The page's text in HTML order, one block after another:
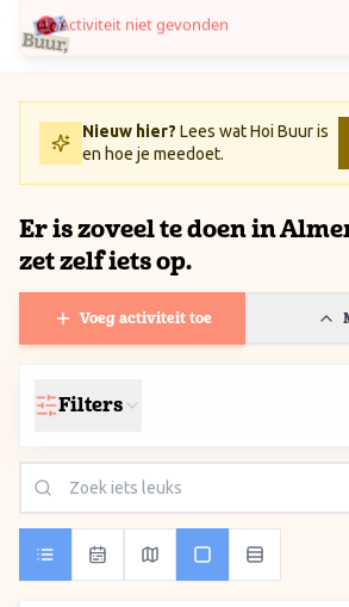
Ga naar inhoud / Skip to content
Nieuw hier? Lees wat Hoi Buur is
en hoe je meedoet.
Er is zoveel te doen in
zet zelf iets op.
Voeg activiteit toe
Filters